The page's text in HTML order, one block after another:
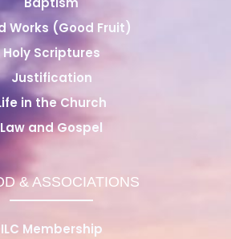
Works (Good Fruit)
Holy Scriptures
Justification
in the Church
Law and Gospel
& ASSOCIATIONS
ILC Membership